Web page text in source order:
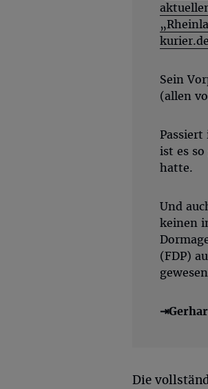
Sein
(allen
ist es
hatte.
Und
keinen
(FDP)
Die